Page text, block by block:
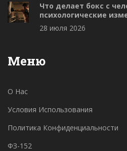
Что делает бокс с
психологические
28 июля 2026
Меню
О Нас
Условия Использования
Политика Конфиденциальности
ФЗ-152